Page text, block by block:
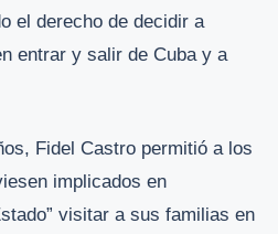
el derecho de decidir a
entrar y salir de Cuba y a
Fidel Castro permitió a los
implicados en
visitar a sus familias en